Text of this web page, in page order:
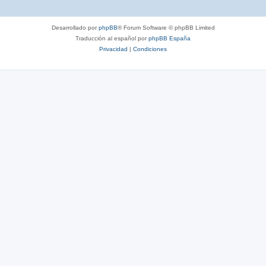
Desarrollado porphpBB® Forum Software © phpBB Limited
Traducción al español porphpBB España
Privacidad | Condiciones